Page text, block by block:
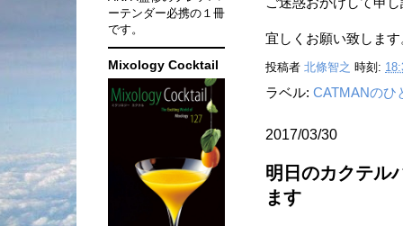
宜しくお願い致します
投稿者 北條智之 時刻:
ラベル: CATMANのひ
2017/03/30
明日のカクテル
ます
ーテンダー必携の１冊
です。
Mixology Cocktail